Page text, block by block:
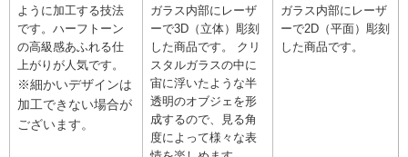
ように加工する技法
です。ハーフトーン
の高級感あふれる仕
上がりが人気です。
※細かいデザインは
加工できない場合が
ございます。
ガラス内部にレーザ
ーで3D（立体）彫刻
した商品です。 クリ
スタルガラスの中に
宙に浮いたような半
透明のオブジェを形
成するので、見る角
度によって様々な表
ガラス内部にレーザ
ーで2D（平面）彫刻
した商品です。